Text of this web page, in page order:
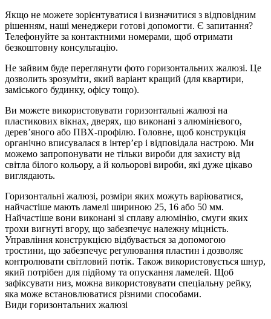
Якщо не можете зорієнтуватися і визначитися з відповідним
рішенням, наші менеджери готові допомогти. Є запитання?
Телефонуйте за контактними номерами, щоб отримати
безкоштовну консультацію.
Не зайвим буде переглянути фото горизонтальних жалюзі. Це
дозволить зрозуміти, який варіант кращий (для квартири,
заміського будинку, офісу тощо).
Ви можете використовувати горизонтальні жалюзі на
пластикових вікнах, дверях, що виконані з алюмінієвого,
дерев’яного або ПВХ-профілю. Головне, щоб конструкція
органічно вписувалася в інтер’єр і відповідала настрою. Ми
можемо запропонувати не тільки вироби для захисту від
світла білого кольору, а й кольорові вироби, які дуже цікаво
виглядають.
Горизонтальні жалюзі, розміри яких можуть варіюватися,
найчастіше мають ламелі шириною 25, 16 або 50 мм.
Найчастіше вони виконані зі сплаву алюмінію, смуги яких
трохи вигнуті вгору, що забезпечує належну міцність.
Управління конструкцією відбувається за допомогою
тростини, що забезпечує регулювання пластин і дозволяє
контролювати світловий потік. Також використовується шнур,
який потрібен для підйому та опускання ламелей. Щоб
зафіксувати низ, можна використовувати спеціальну рейку,
яка може встановлюватися різними способами.
Види горизонтальних жалюзі